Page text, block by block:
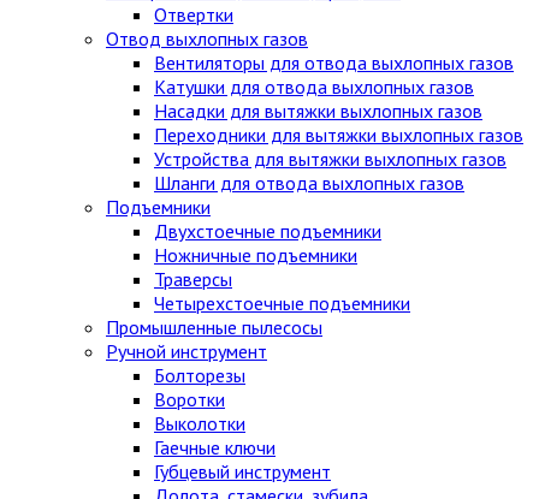
Отвертки
Отвод выхлопных газов
Вентиляторы для отвода выхлопных газов
Катушки для отвода выхлопных газов
Насадки для вытяжки выхлопных газов
Переходники для вытяжки выхлопных газов
Устройства для вытяжки выхлопных газов
Шланги для отвода выхлопных газов
Подъемники
Двухстоечные подъемники
Ножничные подъемники
Траверсы
Четырехстоечные подъемники
Промышленные пылесосы
Ручной инструмент
Болторезы
Воротки
Выколотки
Гаечные ключи
Губцевый инструмент